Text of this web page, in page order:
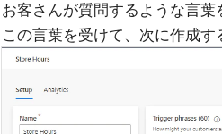
お客さんが質問するような言葉
この言葉を受けて、次に作成す